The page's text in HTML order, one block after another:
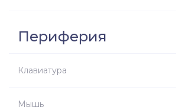
Периферия
Клавиатура
Мышь